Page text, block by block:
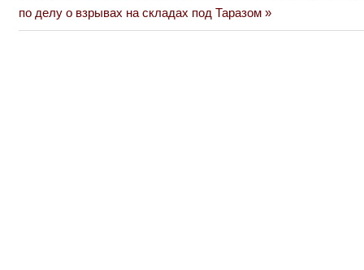
записям
Post:
по делу о взрывах на складах под Таразом